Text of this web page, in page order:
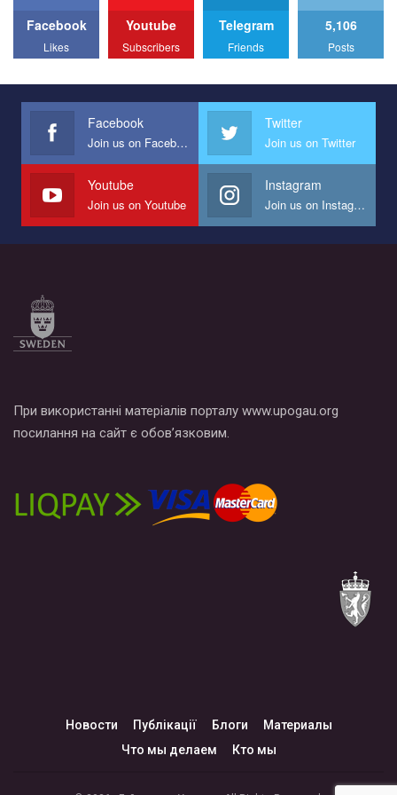
All you have to do is to press "Like" below the video.
Эмоционально сильный ролик от команды "Гей-альянс
представляющий программу развития организации.
Мы просим вас поддержать нас и помочь нам реализовать
наш план по борьбе с насилием и дискриминацией на почве
СОГИ в Украине.
Все, что вам нужно сделать - это зайти на наш канал YouTube
по этой ссылке и поставить лайк под видео.
Facebook
Likes
Youtube
Subscribers
Telegram
Friends
5,106
Posts
Facebook
Join us on Facebook
Twitter
Join us on Twitter
Youtube
Join us on Youtube
Instagram
Join us on Instagram
При використанні матеріалів порталу www.upogau.org
посилання на сайт є обов’язковим.
Новости Публікації Блоги
Материалы
Что мы делаем
Кто мы